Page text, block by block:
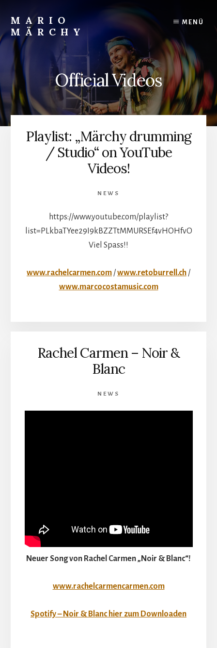
content
MARIO
MÄRCHY
Live
Studiodrummer
MENÜ
Official Videos
Playlist: „Märchy drumming
/ Studio“ on YouTube
Videos!
NEWS
https://www.youtube.com/playlist?
list=PLkbaTYee29I9kBZZTtMMURSEf4vHOHfvO
Viel Spass!!
www.rachelcarmen.com /www.retoburrell.ch /
www.marcocostamusic.com
Rachel Carmen – Noir &
Blanc
NEWS
Neuer Song von Rachel Carmen „Noir & Blanc“!
www.rachelcarmencarmen.com
Spotify – Noir & Blanc hier zum Downloaden